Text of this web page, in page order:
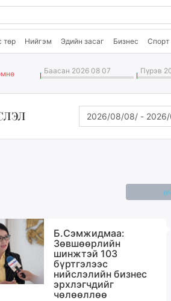
төр Нийгэм Эдийн засаг Бизнес Спорт
Баасан 2026 08 07 Пүрэв
Б.Сэмжидмаа:
Зөвшөөрлийн
шинжтэй 103
бүртгэлээс
нийслэлийн бизнес
эрхлэгчдийг
чөлөөллөө